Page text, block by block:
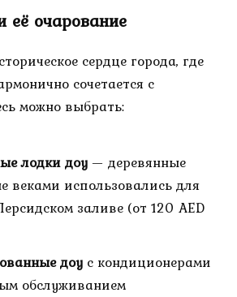
её очарование
сердце города, где
сочетается с
можно выбрать:
лодки доу — деревянные
веками использовались для
заливе (от 120 AED
доу с кондиционерами
обслуживанием